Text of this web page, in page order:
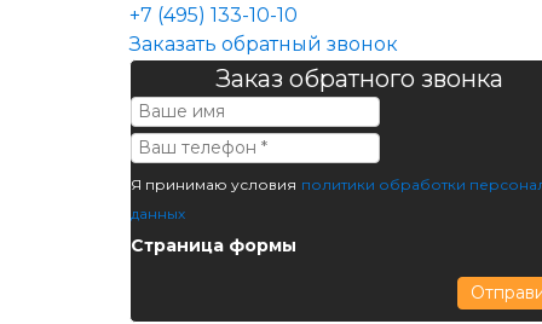
+7 (495) 133-10-10
Заказать обратный звонок
Заказ обратного звонка
Я принимаю условия политики обработки
данных
Страница формы